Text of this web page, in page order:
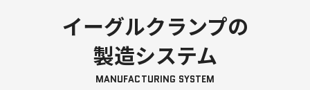
イーグルクランプの
製造システム
MANUFACTURING SYSTEM